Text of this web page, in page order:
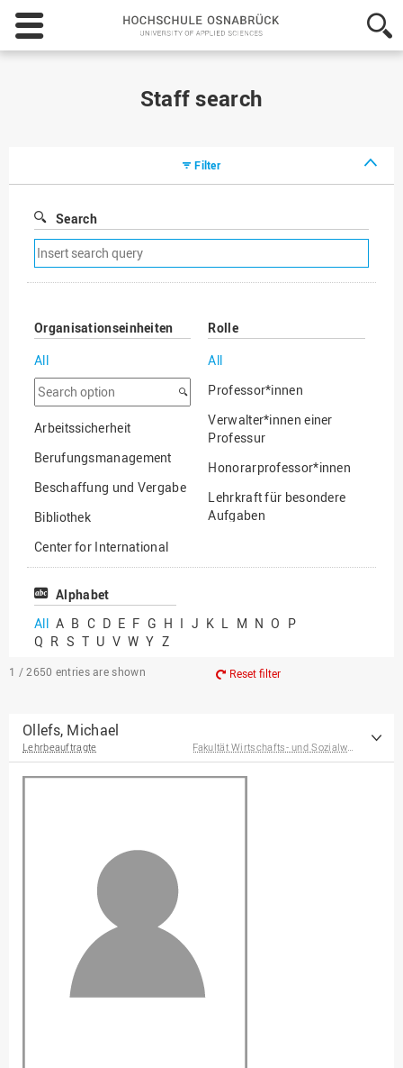
Hochschule
Osnabrück
-
Staff search
Filter
Search
Remove
search
filter
Organisationseinheiten
All
Search
option
Arbeitssicherheit
Berufungsmanagement
Beschaffung und Vergabe
Bibliothek
Center for International
Mobility
Center for International
Chancengerechtigkeit
eLearning Competence
EU-Büro
Fakultät
Agrarwissenschaften und
und Informatik
Fakultät Management,
Kultur und Technik
Fakultät Wirtschafts- und
Sozialwissenschaften
Finanzen
Rolle
All
Professor*innen
Verwalter*innen einer
Professur
Honorarprofessor*innen
Lehrkraft für besondere
Aufgaben
Professor*innen im
Alphabet
All A B C D E F G H I J K L M N O P
Q R S T U V W Y Z
1 / 2650 entries are shown Reset filter
Ollefs, Michael
Lehrbeauftragte